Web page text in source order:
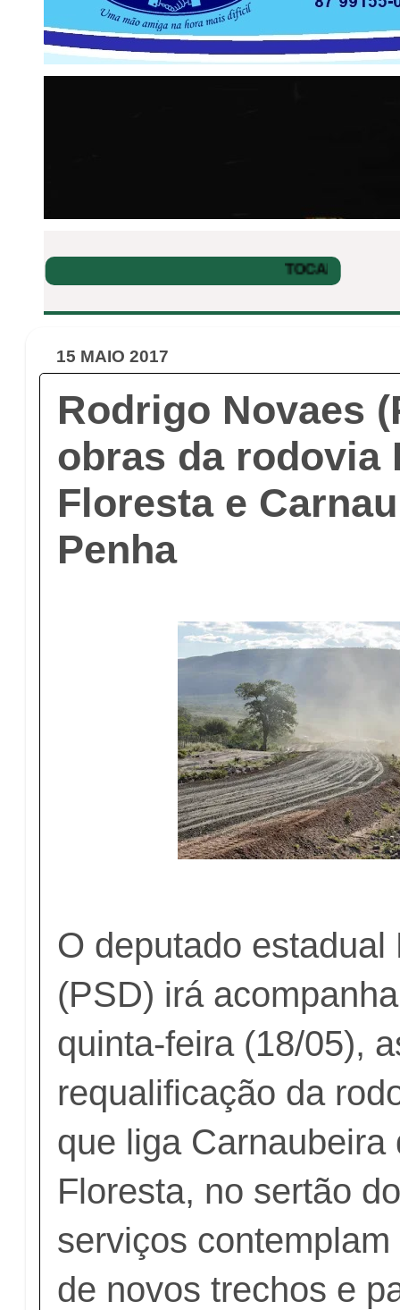
15 MAIO 2017
Rodrigo Novaes
obras da rodovia
Floresta e
Penha
O deputado
(PSD) irá
quinta-feira (18/05),
requalificação da
que liga Carnaubeira
Floresta, no sertão
serviços
de novos trechos e